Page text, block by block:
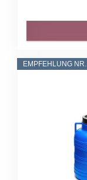
EMPFEHLUNG